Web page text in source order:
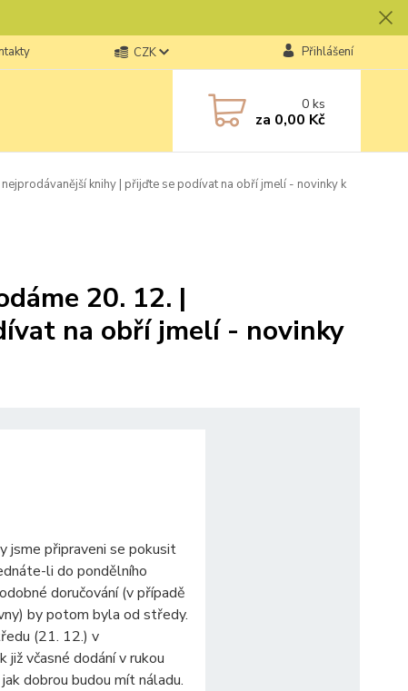
CZK Přihlášení
0ks
za 0,00 Kč
knihy | přijďte se podívat na obří jmelí - novinky k
20. 12. |
na obří jmelí - novinky
jsme připraveni se pokusit
li do pondělního
doručování (v případě
by potom byla od středy.
(21. 12.) v
již včasné dodání v rukou
dobrou budou mít náladu.